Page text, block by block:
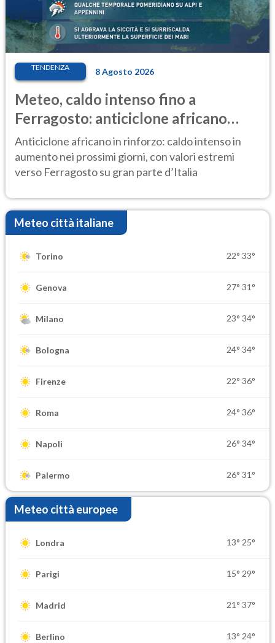
TENDENZA 8 Agosto 2026
Meteo, caldo intenso fino a
Ferragosto: anticiclone africano
ancora protagonista
Anticiclone africano in rinforzo: caldo intenso in
aumento nei prossimi giorni, con valori estremi
verso Ferragosto su gran parte d’Italia
Meteo città italiane
Torino 22° 33°
Genova 27° 31°
Milano 23° 34°
Bologna 24° 34°
Firenze 22° 36°
Roma 24° 36°
Napoli 26° 34°
Palermo 26° 31°
Meteo città europee
Londra 13° 25°
Parigi 15° 29°
Madrid 21° 37°
Berlino 13° 24°